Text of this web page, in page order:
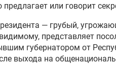
предлагает или говорит
— грубый,
представляет
губернатором от
выхода на